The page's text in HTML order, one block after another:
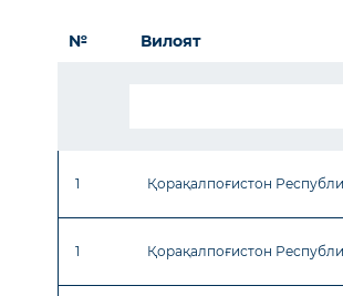
№ Вилоят
1 Қорақалпоғистон
1 Қорақалпоғистон